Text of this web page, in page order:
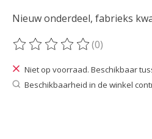
Nieuw onderdeel, fabrieks
De beoordeling van dit
(0)
Niet op voorraad. Beschikbaar
Beschikbaarheid in de winkel